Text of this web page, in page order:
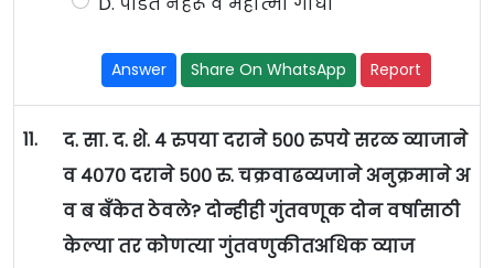
Answer Share On WhatsApp Report
11.
द. सा. द. शे. ४ रुपया दराने ५०० रुपये सरळ व्याजाने
व ४०७० दराने ५०० रु. चक्रवाढव्यजाने अनुक्रमाने अ
व ब बँकेत ठेवले? दोन्हीही गुंतवणूक दोन वर्षासाठी
केल्या तर कोणत्या गुंतवणुकीतअधिक व्याज